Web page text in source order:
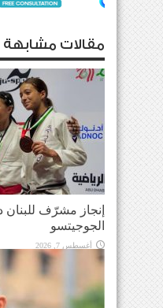
مقالات مشابهة
إنجاز مشرّف للبنان
الجوجيتسو
أغسطس 7, 2026